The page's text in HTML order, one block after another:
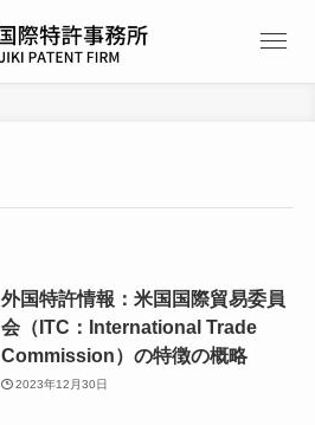
外国特許情報：米国国際貿易委員
会（ITC：International Trade
Commission）の特徴の概略
2023年12月30日